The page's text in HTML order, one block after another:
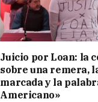
Juicio por Loan: la
sobre una remera,
marcada y la
Americano»